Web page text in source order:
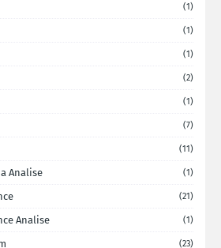
(1)
(1)
(1)
(2)
(1)
(7)
(11)
Analise (1)
(21)
Analise (1)
(23)